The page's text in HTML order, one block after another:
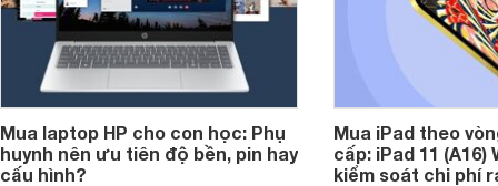
Mua laptop HP cho con học: Phụ
huynh nên ưu tiên độ bền, pin hay
cấu hình?
Mua iPad theo
cấp: iPad 11 (A16)
kiểm soát chi phí